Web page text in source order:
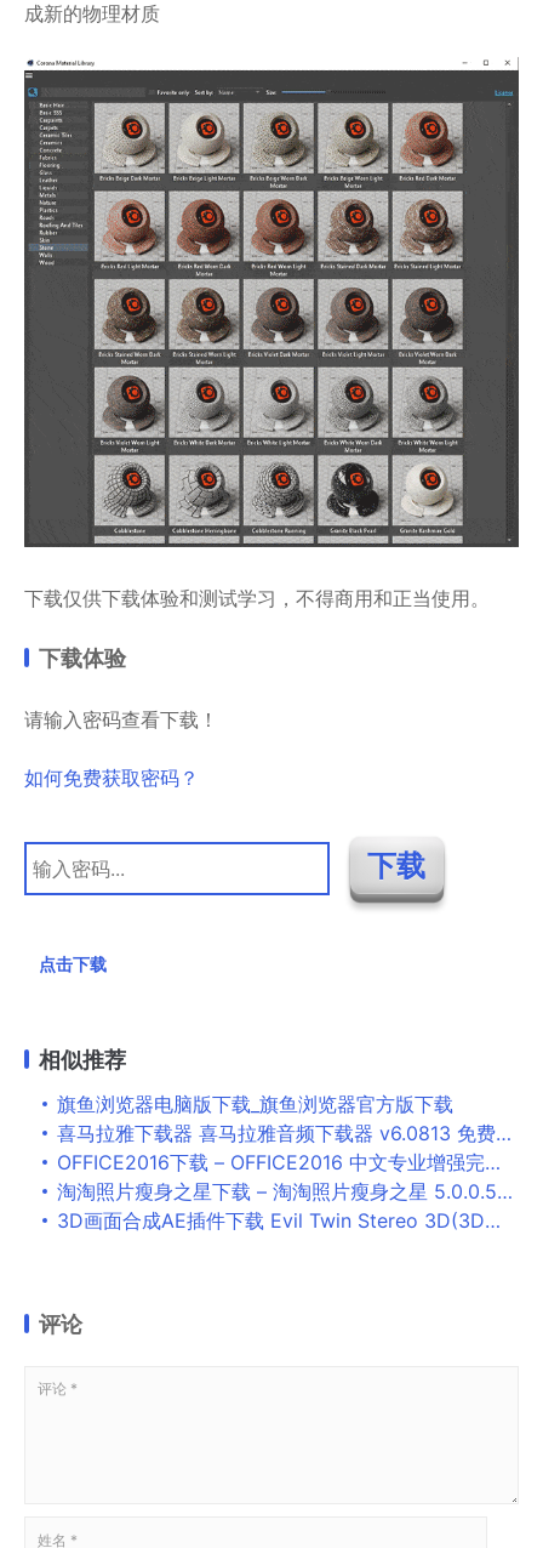
成新的物理材质
下载仅供下载体验和测试学习，不得商用和正当使用。
下载体验
请输入密码查看下载！
如何免费获取密码？
点击下载
相似推荐
旗鱼浏览器电脑版下载_旗鱼浏览器官方版下载
喜马拉雅下载器 喜马拉雅音频下载器 v6.0813 免费绿色版
OFFICE2016下载 – OFFICE2016 中文专业增强完整版
淘淘照片瘦身之星下载 – 淘淘照片瘦身之星 5.0.0.529 官方版
3D画面合成AE插件下载 Evil Twin Stereo 3D(3D画面合成AE视频插件) v1.1.0 免费版(附使用教程)
评论